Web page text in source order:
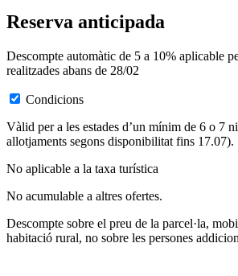
Reserva anticipada
Descompte automàtic de 5 a 10% aplicable
realitzades abans de 28/02
Condicions
Vàlid per a les estades d’un mínim de 6 o 7
allotjaments segons disponibilitat fins 17.07).
No aplicable a la taxa turística
No acumulable a altres ofertes.
Descompte sobre el preu de la parcel·la,
habitació rural, no sobre les persones